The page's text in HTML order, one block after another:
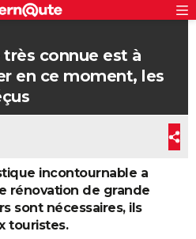
connue est à
en ce moment, les
incontournable a
rénovation de grande
sont nécessaires, ils
touristes.